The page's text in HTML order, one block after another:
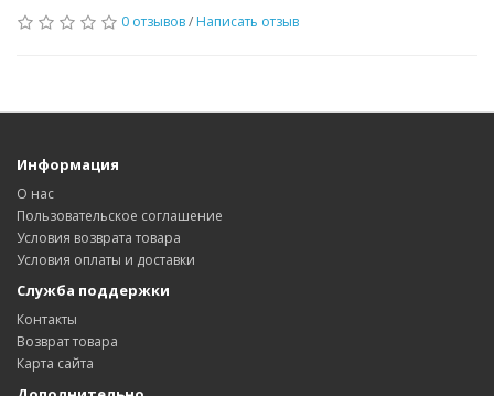
0 отзывов/ Написать отзыв
Информация
О нас
Пользовательское соглашение
Условия возврата товара
Условия оплаты и доставки
Служба поддержки
Контакты
Возврат товара
Карта сайта